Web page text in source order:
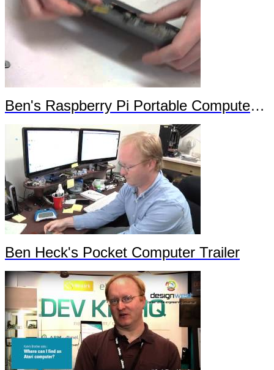
Ben's Raspberry Pi Portable Computer Trailer 2
Ben Heck's Pocket Computer Trailer